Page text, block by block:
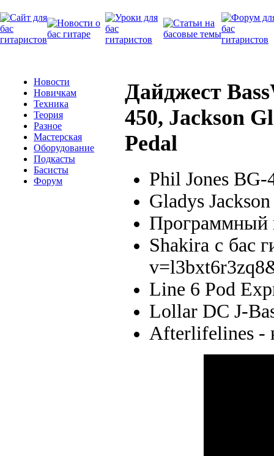
Новости
Новичкам
Техника
Теория
Разное
Мастерская
Оборудование
Подкасты
Басисты
Форум
Дайджест
450, Jackson
Pedal
Phil Jones BG-
Gladys
Программный
Shakira с бас
Line 6 Pod
Lollar DC J-
Afterlifelines -